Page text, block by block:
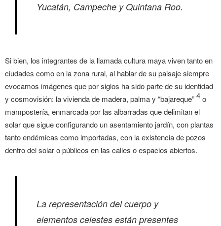
Yucatán, Campeche y Quintana Roo.
Si bien, los integrantes de la llamada cultura maya viven tanto en
ciudades como en la zona rural, al hablar de su paisaje siempre
evocamos imágenes que por siglos ha sido parte de su identidad
y cosmovisión: la vivienda de madera, palma y “bajareque”4o
mampostería, enmarcada por las albarradas que delimitan el
solar que sigue configurando un asentamiento jardín, con plantas
tanto endémicas como importadas, con la existencia de pozos
dentro del solar o públicos en las calles o espacios abiertos.
La representación del cuerpo y
elementos celestes están presentes